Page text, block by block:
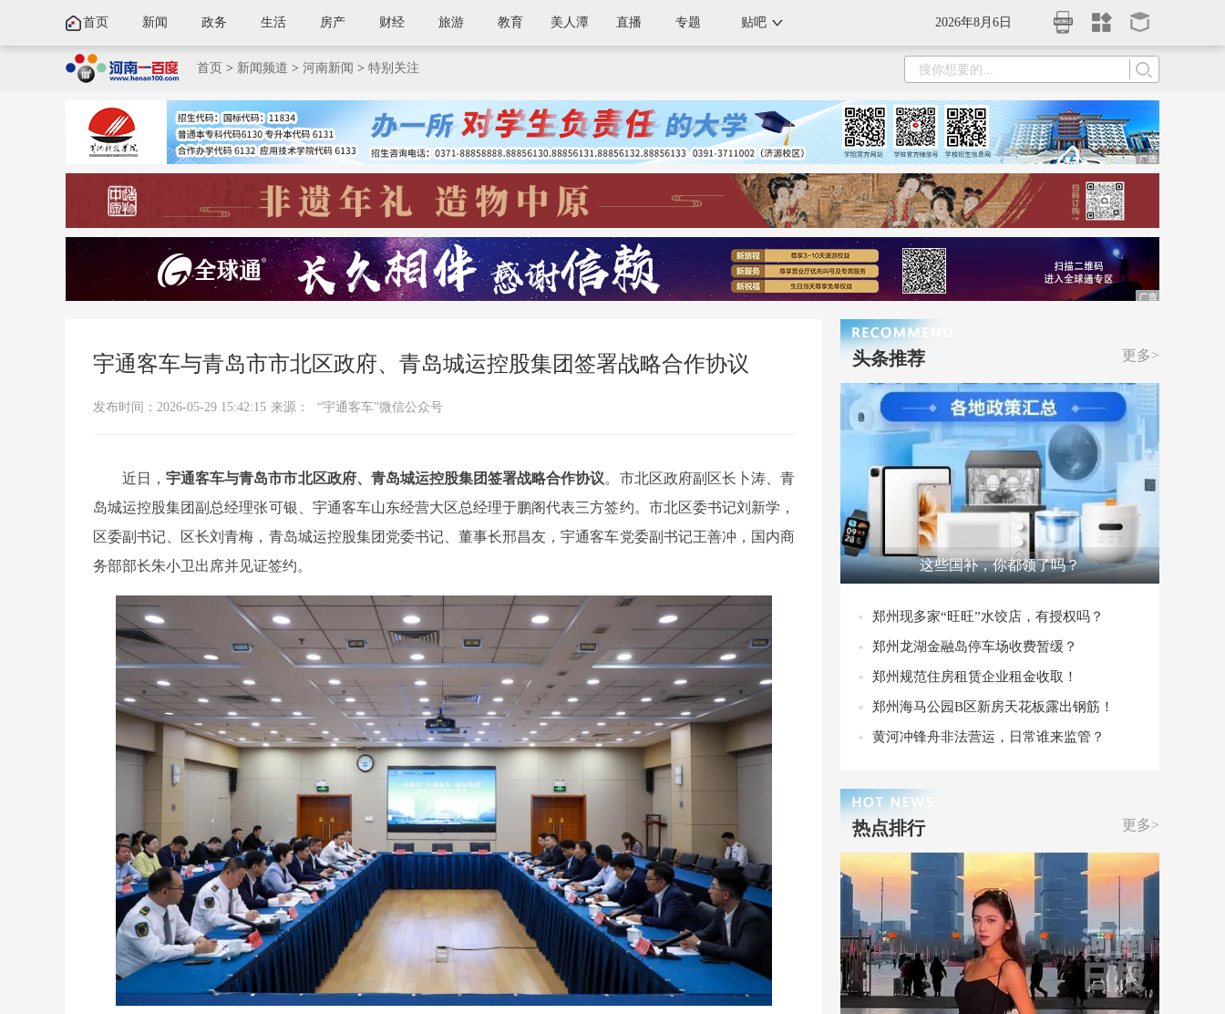
2026年8月6日
首页 新闻 政务 生活 房产 财经 旅游 教育 美人潭 直播 专题 贴吧
首页 > 新闻频道 > 河南新闻 > 特别关注
宇通客车与青岛市市北区政府、青岛城运控股集团签署战略合作协议
发布时间：2026-05-29 15:42:15 来源： “宇通客车”微信公众号
近日，宇通客车与青岛市市北区政府、青岛城运控股集团签署战略合作协议。市北区政府副区长卜涛、青
岛城运控股集团副总经理张可银、宇通客车山东经营大区总经理于鹏阁代表三方签约。市北区委书记刘新学，
区委副书记、区长刘青梅，青岛城运控股集团党委书记、董事长邢昌友，宇通客车党委副书记王善冲，国内商
务部部长朱小卫出席并见证签约。
更多>
头条推荐
这些国补，你都领了吗？
郑州现多家“旺旺”水饺店，有授权吗？
郑州龙湖金融岛停车场收费暂缓？
郑州规范住房租赁企业租金收取！
郑州海马公园B区新房天花板露出钢筋！
黄河冲锋舟非法营运，日常谁来监管？
更多>
热点排行